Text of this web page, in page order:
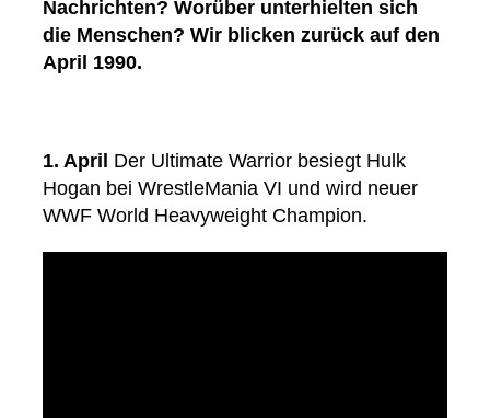
Nachrichten? Worüber unterhielten sich
die Menschen? Wir blicken zurück auf den
April 1990.
1. April Der Ultimate Warrior besiegt Hulk
Hogan bei WrestleMania VI und wird neuer
WWF World Heavyweight Champion.